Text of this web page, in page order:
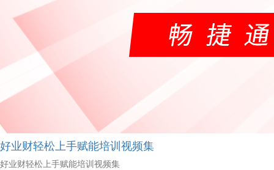
好业财轻松上手赋能培训视频集
好业财轻松上手赋能培训视频集